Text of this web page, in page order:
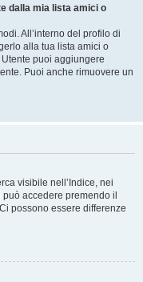
dalla mia lista amici o
All’interno del profilo di
alla tua lista amici o
puoi aggiungere
Puoi anche rimuovere un
visibile nell’Indice, nei
accedere premendo il
possono essere differenze